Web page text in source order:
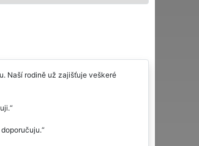
Naší rodině už zajišťuje veškeré